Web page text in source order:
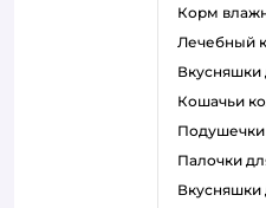
корм
лечебный
кошачьи
палочки